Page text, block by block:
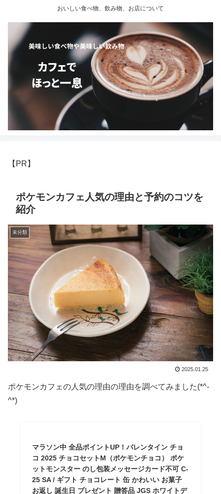
おいしい食べ物、飲み物、お店について
【PR】
ポケモンカフェ人気の理由と予約のコツを
紹介
未分類
2025.01.25
ポケモンカフェの人気の理由の理由を調べてみました(*^-
^*)
マラソン中 全品ポイントUP！バレンタイン チョ
コ 2025 チョコセットM（ポケモンチョコ） ポケ
ットモンスター のし包装メッセージカード不可 C-
25 SA / ギフト チョコレート 缶 かわいい お菓子
お返し 誕生日 プレゼント 贈答品 JGS ホワイトデ